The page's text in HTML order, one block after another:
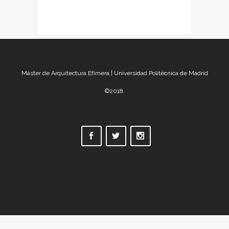
Máster de Arquitectura Efímera | Universidad Politécnica de Madrid
©2018.